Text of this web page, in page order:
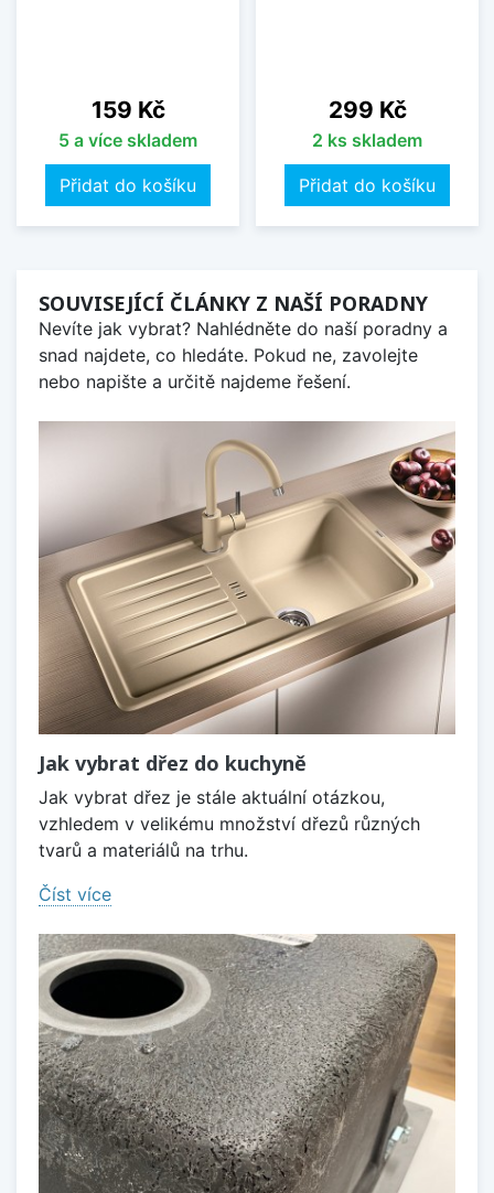
Cena
159 Kč
5 a více skladem
Přidat do košíku
Cena
299 Kč
2 ks skladem
Přidat do košíku
SOUVISEJÍCÍ ČLÁNKY Z NAŠÍ PORADNY
Nevíte jak vybrat? Nahlédněte do naší poradny a
snad najdete, co hledáte. Pokud ne, zavolejte
nebo napište a určitě najdeme řešení.
Jak vybrat dřez do kuchyně
Jak vybrat dřez je stále aktuální otázkou,
vzhledem v velikému množství dřezů různých
tvarů a materiálů na trhu.
Číst více